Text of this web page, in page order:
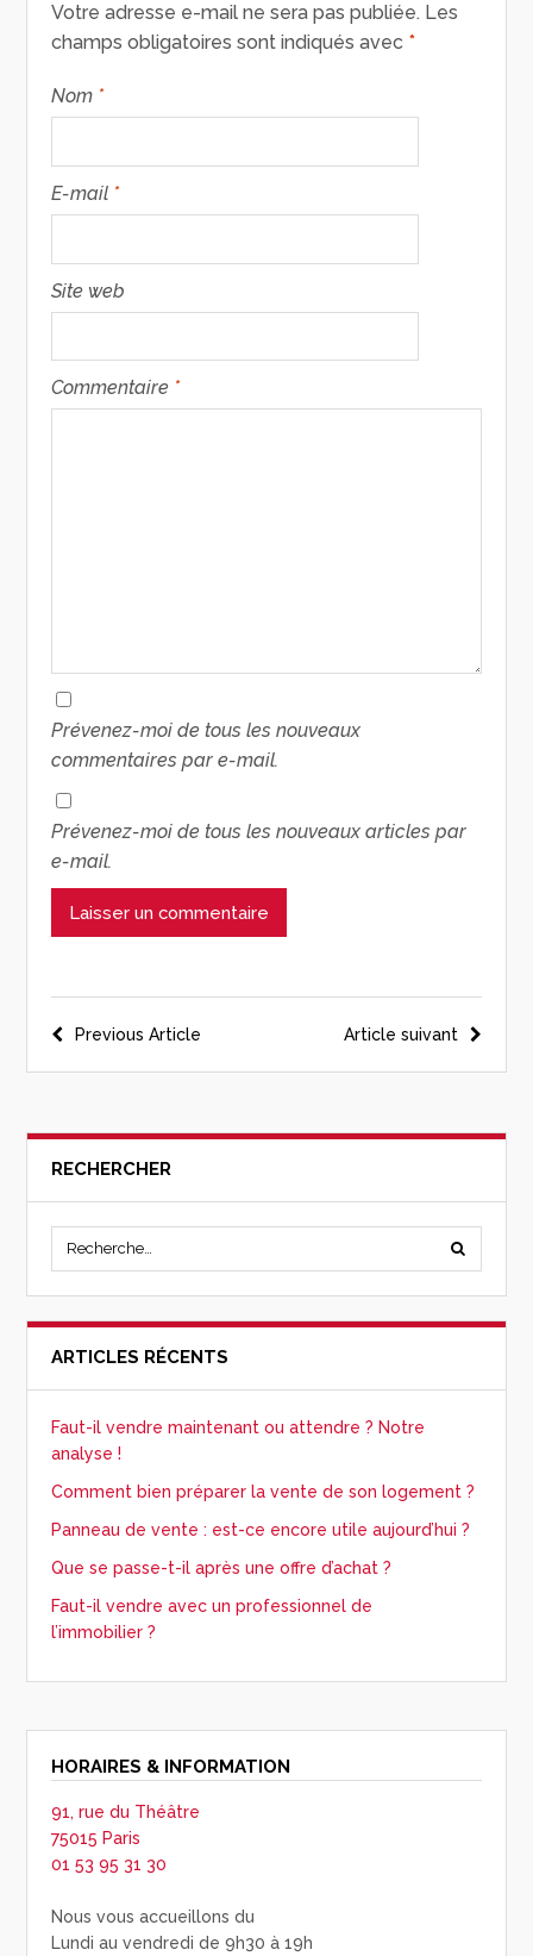
Votre adresse e-mail ne sera pas publiée. Les
champs obligatoires sont indiqués avec *
Nom *
E-mail *
Site web
Commentaire *
Prévenez-moi de tous les nouveaux
commentaires par e-mail.
Prévenez-moi de tous les nouveaux articles par
e-mail.
Article suivant
Previous Article
RECHERCHER
ARTICLES RÉCENTS
Faut-il vendre maintenant ou attendre ? Notre
analyse !
Comment bien préparer la vente de son logement ?
Panneau de vente : est-ce encore utile aujourd’hui ?
Que se passe-t-il après une offre d’achat ?
Faut-il vendre avec un professionnel de
l’immobilier ?
HORAIRES & INFORMATION
91, rue du Théâtre
75015 Paris
01 53 95 31 30
Nous vous accueillons du
Lundi au vendredi de 9h30 à 19h